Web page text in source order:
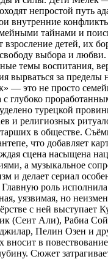
непростой путь
внутренние
тайнами и
взросление детей, их
выбора и любви.
темы воспитания,
вырваться за пределы
— это не просто
с глубоко
турецкой
и религиозных
в обществе.
что добавляет
сцена насыщена
а музыкальное
и делает сериал
роль
уязвимая, но
с ней выступает
(Сеит Али), Рабиа
Пелин Озен и
вносит в
Сюжет